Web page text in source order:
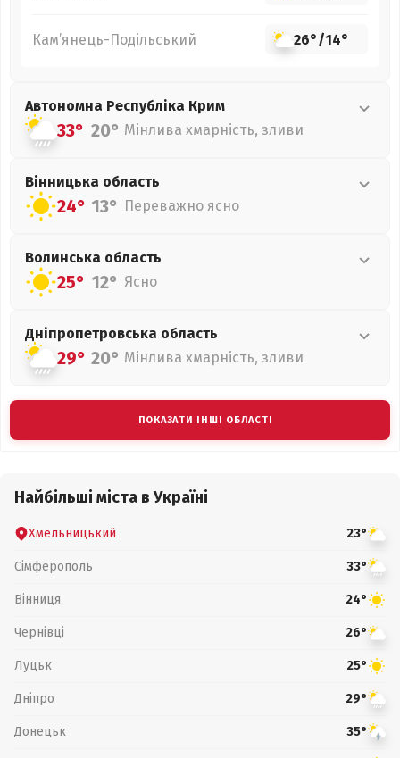
Кам’янець-Подільський 26°/14°
Автономна Республіка Крим
33° 20° Мінлива хмарність, зливи
Вінницька область
24° 13° Переважно ясно
Волинська область
25° 12° Ясно
Дніпропетровська область
29° 20° Мінлива хмарність, зливи
ПОКАЗАТИ ІНШІ ОБЛАСТІ
Найбільші міста в Україні
Хмельницький 23°
Сімферополь 33°
Вінниця 24°
Чернівці 26°
Луцьк 25°
Дніпро 29°
Донецьк 35°